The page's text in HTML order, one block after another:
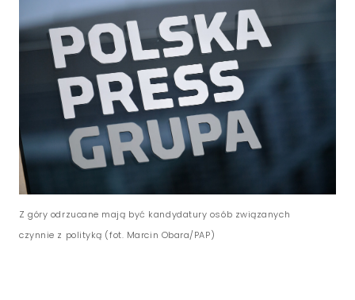
Z góry odrzucane mają być kandydatury osób związanych
czynnie z polityką (fot. Marcin Obara/PAP)